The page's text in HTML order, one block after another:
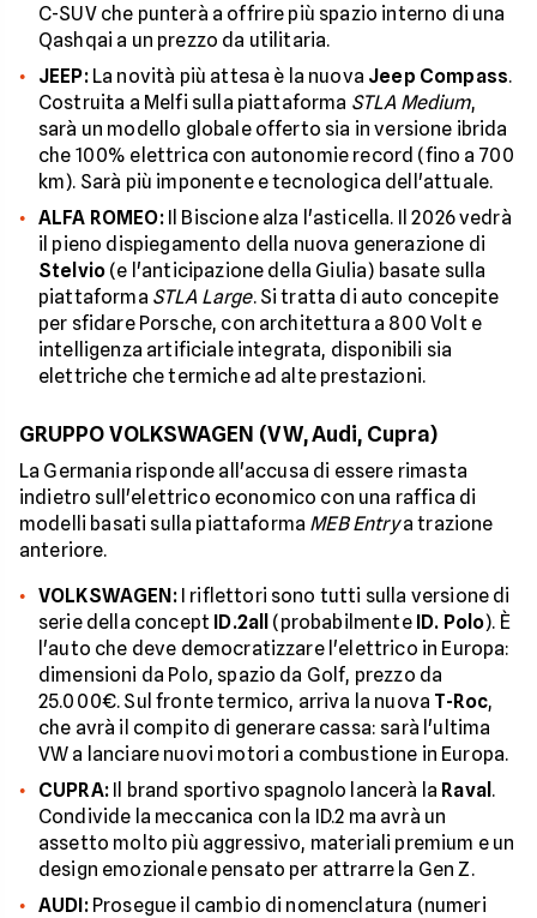
C-SUV che punterà a offrire più spazio interno di una
Qashqai a un prezzo da utilitaria.
JEEP:La novità più attesa è la nuova Jeep Compass.
Costruita a Melfi sulla piattaforma STLA Medium,
sarà un modello globale offerto sia in versione ibrida
che 100% elettrica con autonomie record (fino a 700
km). Sarà più imponente e tecnologica dell'attuale.
ALFA ROMEO:Il Biscione alza l'asticella. Il 2026 vedrà
il pieno dispiegamento della nuova generazione di
Stelvio (e l'anticipazione della Giulia) basate sulla
piattaforma STLA Large. Si tratta di auto concepite
per sfidare Porsche, con architettura a 800 Volt e
intelligenza artificiale integrata, disponibili sia
elettriche che termiche ad alte prestazioni.
GRUPPO VOLKSWAGEN (VW, Audi, Cupra)
La Germania risponde all'accusa di essere rimasta
indietro sull'elettrico economico con una raffica di
modelli basati sulla piattaforma MEB Entrya trazione
anteriore.
VOLKSWAGEN:I riflettori sono tutti sulla versione di
serie della concept ID.2all (probabilmente ID. Polo). È
l'auto che deve democratizzare l'elettrico in Europa:
dimensioni da Polo, spazio da Golf, prezzo da
25.000€. Sul fronte termico, arriva la nuova T-Roc,
che avrà il compito di generare cassa: sarà l'ultima
VW a lanciare nuovi motori a combustione in Europa.
CUPRA:Il brand sportivo spagnolo lancerà la Raval .
Condivide la meccanica con la ID.2 ma avrà un
assetto molto più aggressivo, materiali premium e un
design emozionale pensato per attrarre la Gen Z.
AUDI:Prosegue il cambio di nomenclatura (numeri